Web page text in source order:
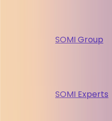
SOMI Group
SOMI Experts